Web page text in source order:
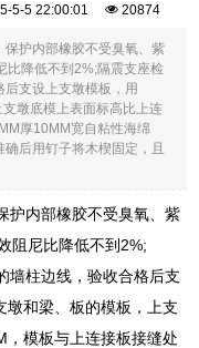
5-5 22:00:01 20874
护内部橡胶不受臭氧、紫
比降低不到2%;隔震支座检
支设上支墩模板，用
墩底模上表面标高比上连
厚10MM宽自粘性海绵
后用钉子将木楔固定，且
护内部橡胶不受臭氧、紫
阻尼比降低不到2%;
墙柱边线，验收合格后支
和梁、板的模板，上支
模板与上连接板接缝处